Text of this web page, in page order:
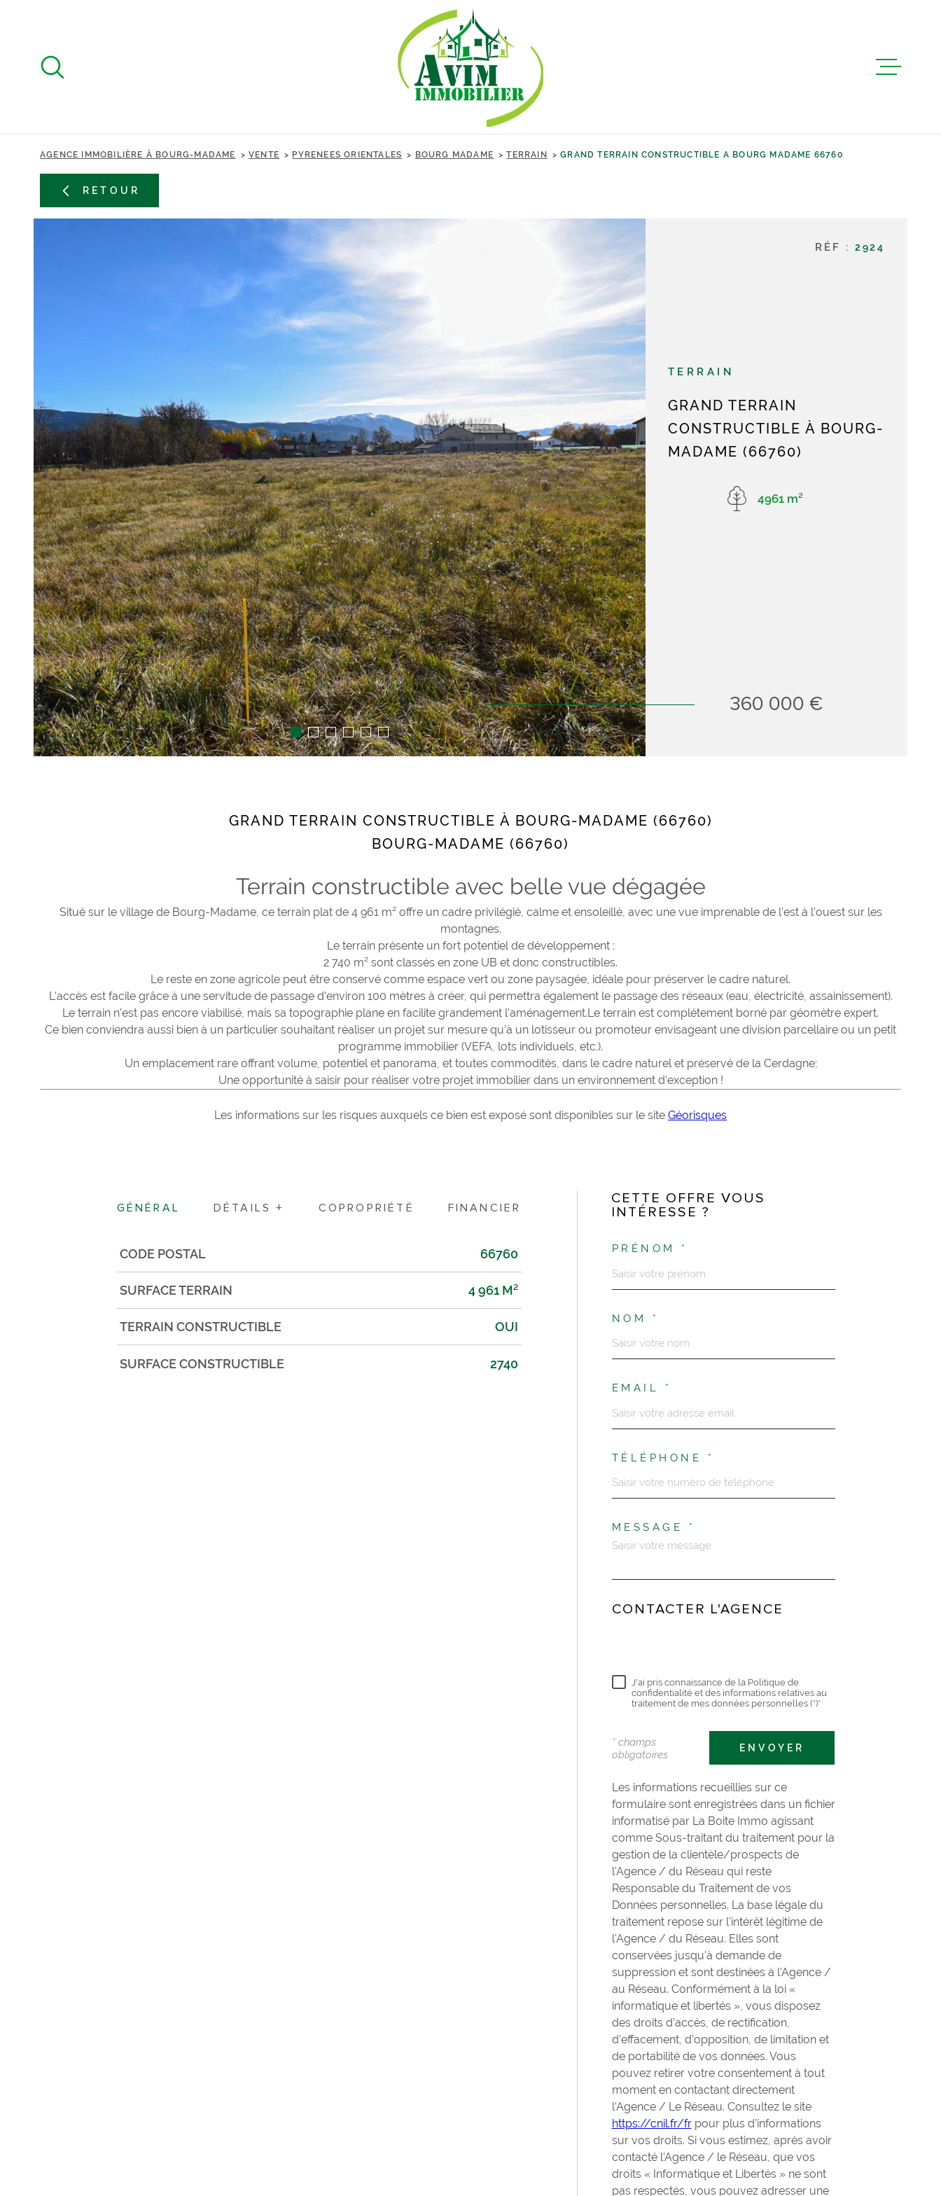
recherche
principal
ACCUEIL
AGENCE IMMOBILIÈRE À BOURG-MADAME VENTE PYRENEES ORIENTALES BOURG MADAME TERRAIN GRAND TERRAIN CONSTRUCTIBLE A BOURG MADAME 66760
RETOUR
RÉF : 2924
TERRAIN
GRAND TERRAIN
CONSTRUCTIBLE À BOURG-
MADAME (66760)
4961 m²
360 000 €
GRAND TERRAIN CONSTRUCTIBLE À BOURG-MADAME (66760)
BOURG-MADAME (66760)
Terrain constructible avec belle vue dégagée
Situé sur le village de Bourg-Madame, ce terrain plat de 4 961 m² offre un cadre privilégié, calme et ensoleillé, avec une vue imprenable de l'est à l'ouest sur les
montagnes.
Le terrain présente un fort potentiel de développement :
2 740 m² sont classés en zone UB et donc constructibles.
Le reste en zone agricole peut être conservé comme espace vert ou zone paysagée, idéale pour préserver le cadre naturel.
L’accès est facile grâce à une servitude de passage d’environ 100 mètres à créer, qui permettra également le passage des réseaux (eau, électricité, assainissement).
Le terrain n’est pas encore viabilisé, mais sa topographie plane en facilite grandement l’aménagement.Le terrain est complétement borné par géomètre expert.
Ce bien conviendra aussi bien à un particulier souhaitant réaliser un projet sur mesure qu’à un lotisseur ou promoteur envisageant une division parcellaire ou un petit
programme immobilier (VEFA, lots individuels, etc.).
Un emplacement rare offrant volume, potentiel et panorama, et toutes commodités, dans le cadre naturel et préservé de la Cerdagne;
Une opportunité à saisir pour réaliser votre projet immobilier dans un environnement d’exception !
Les informations sur les risques auxquels ce bien est exposé sont disponibles sur le site Géorisques
GÉNÉRAL DÉTAILS + COPROPRIÉTÉ FINANCIER
Caractérisque Valeurs
CODE POSTAL 66760
SURFACE TERRAIN 4 961 M²
TERRAIN CONSTRUCTIBLE OUI
SURFACE CONSTRUCTIBLE 2740
CETTE OFFRE VOUS
INTÉRESSE ?
PRÉNOM *
NOM *
EMAIL *
TÉLÉPHONE *
MESSAGE *
CONTACTER L'AGENCE
J'ai pris connaissance de la Politique de
confidentialité et des informations relatives au
traitement de mes données personnelles (*)*
* champs
obligatoires
ENVOYER
Les informations recueillies sur ce
formulaire sont enregistrées dans un fichier
informatisé par La Boite Immo agissant
comme Sous-traitant du traitement pour la
gestion de la clientèle/prospects de
l'Agence / du Réseau qui reste
Responsable du Traitement de vos
Données personnelles. La base légale du
traitement repose sur l'intérêt légitime de
l'Agence / du Réseau. Elles sont
conservées jusqu'à demande de
suppression et sont destinées à l'Agence /
au Réseau. Conformément à la loi «
informatique et libertés », vous disposez
des droits d’accès, de rectification,
d’effacement, d’opposition, de limitation et
de portabilité de vos données. Vous
pouvez retirer votre consentement à tout
moment en contactant directement
l’Agence / Le Réseau. Consultez le site
https://cnil.fr/frpour plus d’informations
sur vos droits. Si vous estimez, après avoir
contacté l'Agence / le Réseau, que vos
droits « Informatique et Libertés » ne sont
pas respectés, vous pouvez adresser une